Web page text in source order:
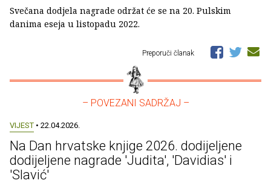
Svečana dodjela nagrade održat će se na 20. Pulskim
danima eseja u listopadu 2022.
Preporuči članak
– POVEZANI SADRŽAJ –
VIJEST • 22.04.2026.
Na Dan hrvatske knjige 2026. dodijeljene
dodijeljene nagrade 'Judita', 'Davidias' i
'Slavić'